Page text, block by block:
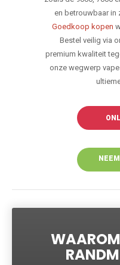
en betrouwbaar in
Goedkoop kopen
Bestel veilig via
premium kwaliteit
onze wegwerp